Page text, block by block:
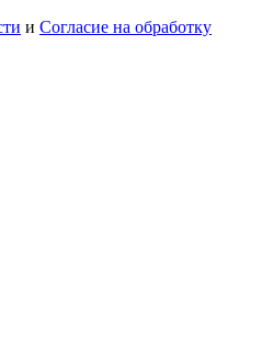
и Согласие на обработку